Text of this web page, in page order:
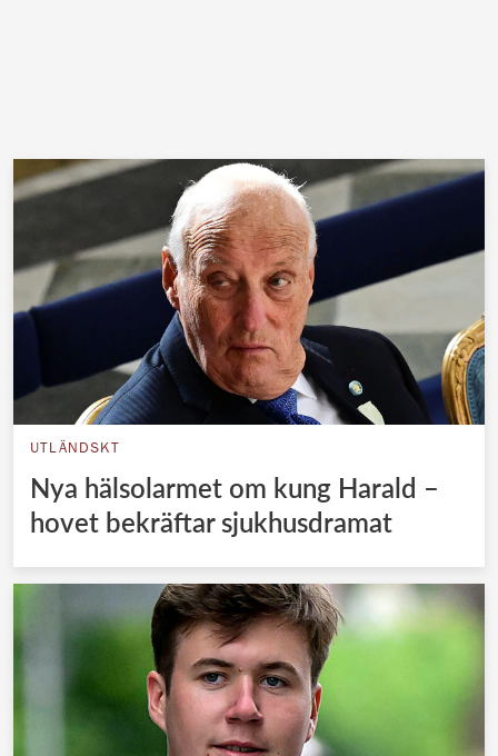
UTLÄNDSKT
Nya hälsolarmet om kung Harald –
hovet bekräftar sjukhusdramat